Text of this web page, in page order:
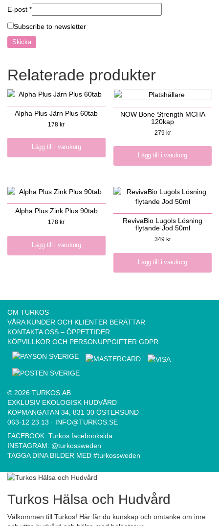
E-post *
Subscribe to newsletter
Relaterade produkter
Alpha Plus Järn Plus 60tab
178kr
Lägg till i varukorg
NOW Bone Strength MCHA
120kap
279 kr
Lägg till i varukorg
Alpha Plus Zink Plus 90tab
178 kr
Lägg till i varukorg
RevivaBio Lugols Lösning
flytande Jod 50ml
349 kr
Lägg till i varukorg
OM TURKOS
VÅRA KUNDER OCH KLIENTER BERÄTTAR
KONTAKTA OSS – ÖPPETTIDER
KÖPVILLKOR OCH PERSONUPPGIFTER GDPR
© 2026 TURKOS AB
EXKLUSIV EKOLOGISK HUDVÅRD
KÖPMANGATAN 34, 831 30 ÖSTERSUND
063-12 23 13 · INFO@TURKOS.SE
FACEBOOK: Turkos facebooksida
INSTAGRAM: @turkossweden
TAGGA DINA BILDER MED #turkossweden
Turkos Hälsa och Hudvård
Välkommen till Turkos! Här får du kunskap och omtanke om inre